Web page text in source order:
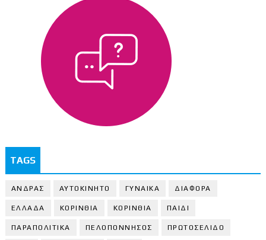
TAGS
ΑΝΔΡΑΣ ΑΥΤΟΚΙΝΗΤΟ ΓΥΝΑΙΚΑ ΔΙΑΦΟΡΑ
ΕΛΛΑΔΑ ΚΟΡΙΝΘΙΑ ΚΟΡΙΝΘΙA ΠΑΙΔΙ
ΠΑΡΑΠΟΛΙΤΙΚΑ ΠΕΛΟΠΟΝΝΗΣΟΣ ΠΡΩΤΟΣΕΛΙΔΟ